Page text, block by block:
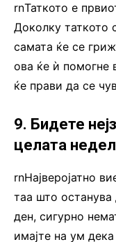
rnТаткото е
Доколку таткото
самата ќе се
ова ќе ѝ помогне
ќе прави да се
9. Бидете
целата
rnНајверојатно
таа што
ден, сигурно
имајте на ум